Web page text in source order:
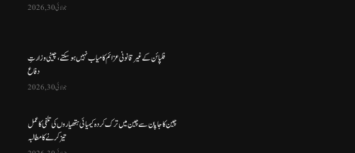
جولائی 30, 2026
فلپائن کے غیر قانونی عزائم کامیاب نہیں ہو سکتے ، چینی وزارتِ
دفاع
جولائی 30, 2026
چین کا جاپان سے چین میں ترک کردہ کیمیائی ہتھیاروں کی تلفی کا عمل
تیز کرنے کا مطالبہ